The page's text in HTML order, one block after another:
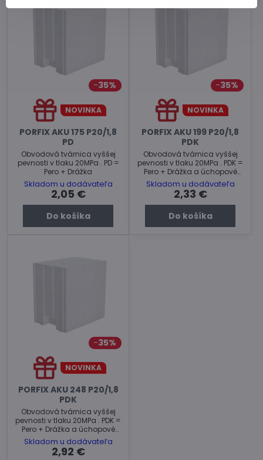
35%
NOVINKA
PORFIX AKU 175 P20/1,8
PD
Obvodová tvárnica vyššej
pevnosti v tlaku 20MPa . PD =
Pero + Drážka
Skladom u dodávateľa
2,05 €
Do košíka
35%
NOVINKA
PORFIX AKU 199 P20/1,8
PDK
Obvodová tvárnica vyššej
pevnosti v tlaku 20MPa . PDK =
Pero + Drážka a úchopové
kapsy.
Skladom u dodávateľa
2,33 €
Do košíka
35%
NOVINKA
PORFIX AKU 248 P20/1,8
PDK
Obvodová tvárnica vyššej
pevnosti v tlaku 20MPa . PDK =
Pero + Drážka a úchopové
kapsy
Skladom u dodávateľa
2,92 €